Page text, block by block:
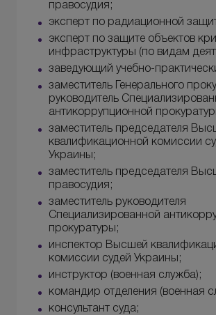
правосудия;
эксперт по радиационной
эксперт по защите объектов
инфраструктуры (по видам
заведующий учебно-
заместитель Генерального
руководитель
антикоррупционной
заместитель председателя
квалификационной комиссии
Украины;
заместитель председателя
правосудия;
заместитель руководителя
Специализированной
прокуратуры;
инспектор Высшей
комиссии судей Украины;
инструктор (военная служба);
командир отделения (военная
консультант суда;